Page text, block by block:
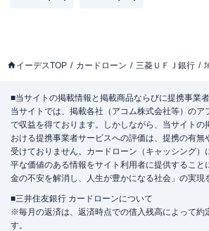
イーデスTOP カードローン 三菱ＵＦＪ銀行
■当サイトの掲載情報と掲載商品ならびに提携事業
当サイトでは、掲載各社（アコム株式会社等）のア
で収益を得ております。しかしながら、当サイトの
おける提携事業者サービスへの評価は、提携の有無
受けておりません。カードローン（キャッシング）
平な価値のある情報をサイト利用者に提供すること
金の不安を解消し、人生が豊かになる社会」の実現
■三井住友銀行 カードローンについて
※毎月の返済は、返済時点での借入残高によって約
す。